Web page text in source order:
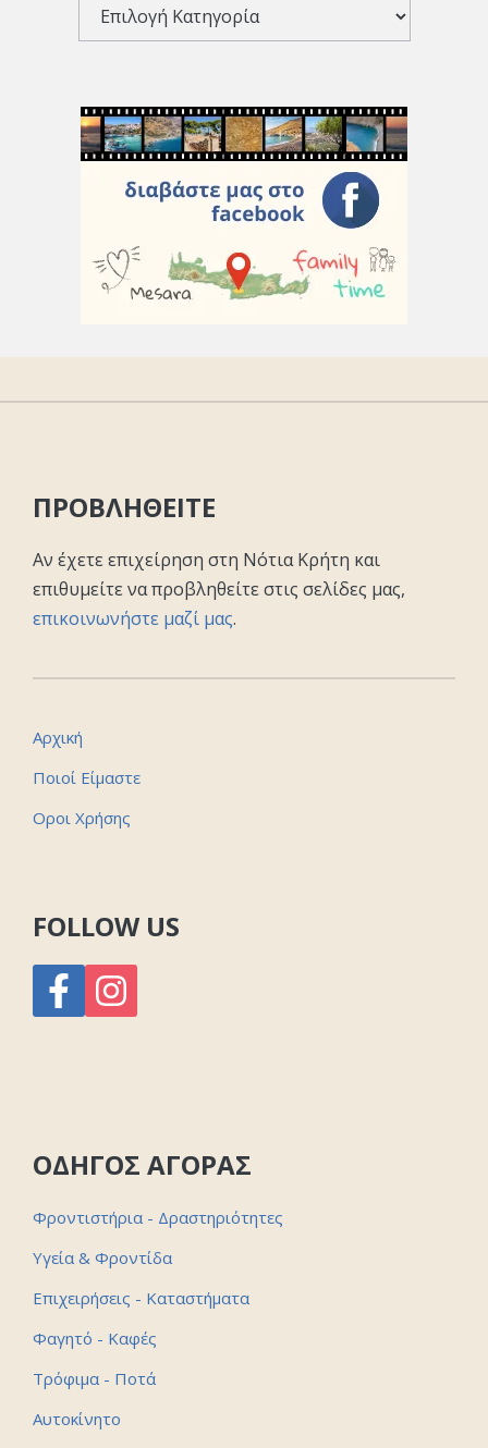
ΠΡΟΒΛΗΘΕΙΤΕ
Αν έχετε επιχείρηση στη Νότια Κρήτη και
επιθυμείτε να προβληθείτε στις σελίδες μας,
επικοινωνήστε μαζί μας.
Αρχική
Ποιοί Είμαστε
Οροι Χρήσης
FOLLOW US
ΟΔΗΓΟΣ ΑΓΟΡΑΣ
Φροντιστήρια - Δραστηριότητες
Υγεία & Φροντίδα
Επιχειρήσεις - Καταστήματα
Φαγητό - Καφές
Τρόφιμα - Ποτά
Αυτοκίνητο